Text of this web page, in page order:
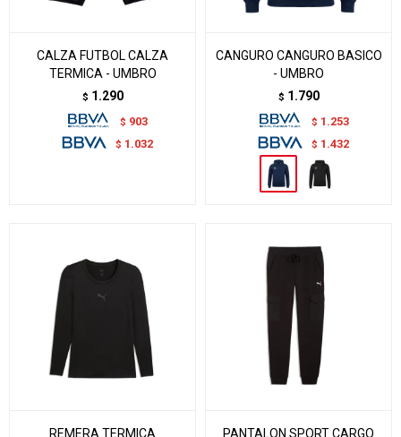
CALZA FUTBOL CALZA
TERMICA - UMBRO
$ 1.290
$ 903
$ 1.032
CANGURO CANGURO BASICO
- UMBRO
$ 1.790
$ 1.253
$ 1.432
REMERA TERMICA PANTALON SPORT CARGO